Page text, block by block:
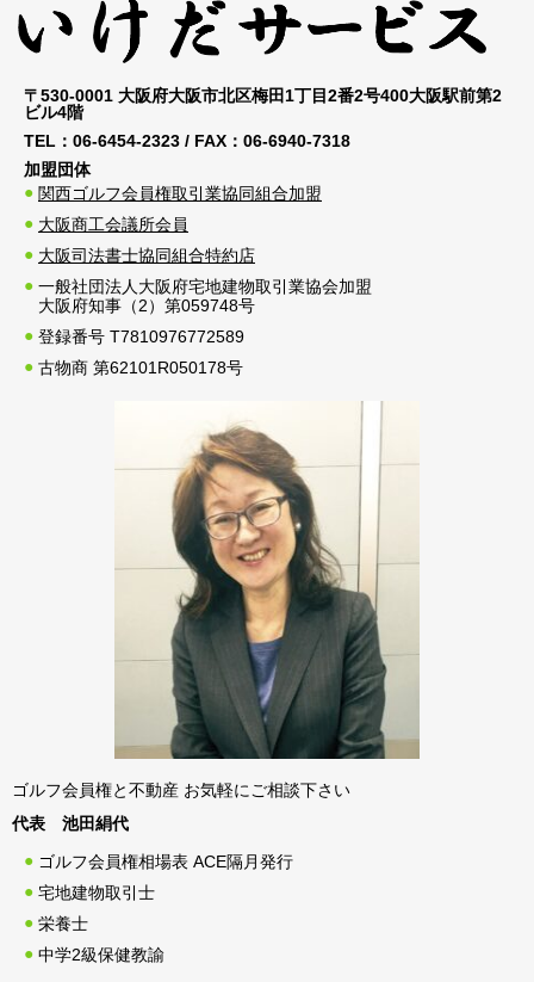
〒530-0001 大阪府大阪市北区梅田1丁目2番2号400大阪駅前第2
ビル4階
TEL： 06-6454-2323 / FAX： 06-6940-7318
加盟団体
関西ゴルフ会員権取引業協同組合加盟
大阪商工会議所会員
大阪司法書士協同組合特約店
一般社団法人大阪府宅地建物取引業協会加盟
大阪府知事（2）第059748号
登録番号 T7810976772589
古物商 第62101R050178号
ゴルフ会員権と不動産 お気軽にご相談下さい
代表 池田絹代
ゴルフ会員権相場表 ACE隔月発行
宅地建物取引士
栄養士
中学2級保健教諭